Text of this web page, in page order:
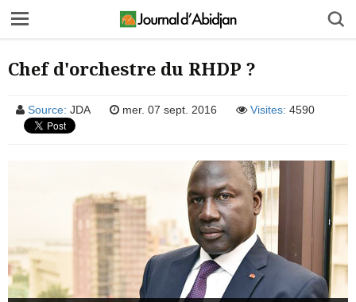
Chef d'orchestre du RHDP ?
Source: JDA mer. 07 sept. 2016 Visites: 4590